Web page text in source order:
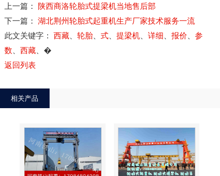
上一篇： 陕西商洛轮胎式提梁机当地售后部
下一篇： 湖北荆州轮胎式起重机生产厂家技术服务一流
此文关键字： 西藏、 轮胎、 式、 提梁机、 详细、 报价、 参
数、 西藏、 �
返回列表
相关产品